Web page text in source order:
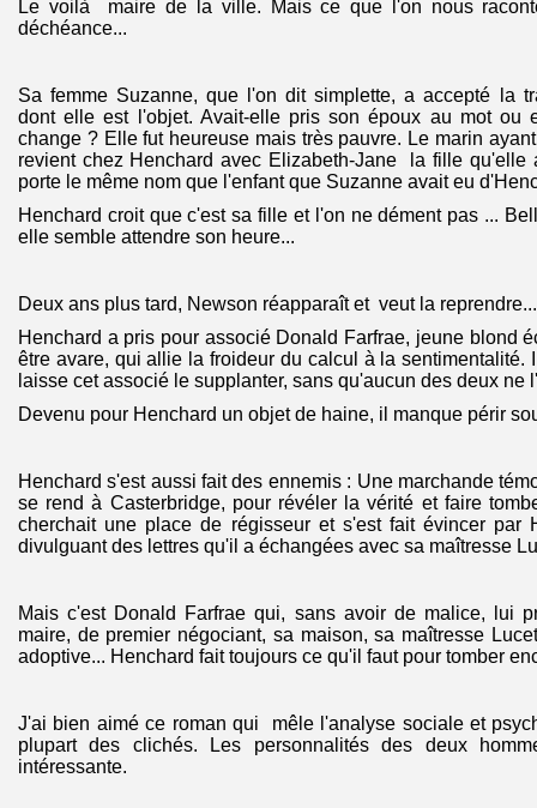
Le voilà maire de la ville. Mais ce que l'on nous
déchéance...
Sa femme Suzanne, que l'on dit simplette, a accepté la
dont elle est l'objet. Avait-elle pris son époux au mot ou
change ? Elle fut heureuse mais très pauvre. Le marin
revient chez Henchard avec Elizabeth-Jane la fille qu'elle
porte le même nom que l'enfant que Suzanne avait eu
Henchard croit que c'est sa fille et l'on ne dément pas ...
elle semble attendre son heure...
Deux ans plus tard, Newson réapparaît et veut la reprendre...
Henchard a pris pour associé Donald Farfrae, jeune blond
être avare, qui allie la froideur du calcul à la sentimentalité.
laisse cet associé le supplanter, sans qu'aucun des deux ne
Devenu pour Henchard un objet de haine, il manque périr
Henchard s'est aussi fait des ennemis : Une marchande
se rend à Casterbridge, pour révéler la vérité et faire
cherchait une place de régisseur et s'est fait évincer par
divulguant des lettres qu'il a échangées avec sa maîtresse
Mais c'est Donald Farfrae qui, sans avoir de malice, lui
maire, de premier négociant, sa maison, sa maîtresse
adoptive... Henchard fait toujours ce qu'il faut pour tomber
J'ai bien aimé ce roman qui mêle l'analyse sociale et
plupart des clichés. Les personnalités des deux
intéressante.